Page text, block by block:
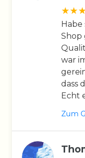
Habe
Shop
war
dass
Echt
Zum